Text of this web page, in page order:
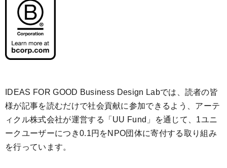
IDEAS FOR GOOD Business Design Labでは、読者の皆
様が記事を読むだけで社会貢献に参加できるよう、アーテ
ィクル株式会社が運営する「 UU Fund 」を通じて、1ユニ
ークユーザーにつき0.1円をNPO団体に寄付する取り組み
を行っています。